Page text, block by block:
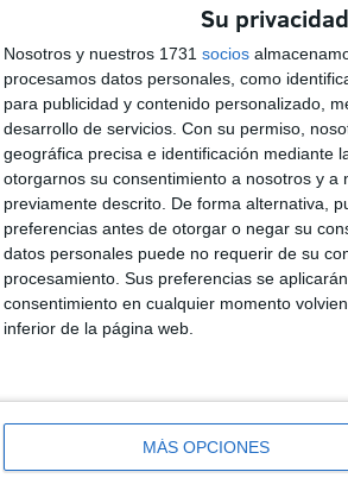
Su
Nosotros y nuestros 1731 socios
procesamos datos personales, como
para publicidad y contenido personalizado,
desarrollo de servicios. Con su permiso,
geográfica precisa e identificación mediante
otorgarnos su consentimiento a nosotros y
previamente descrito. De forma alternativa,
preferencias antes de otorgar o negar su
datos personales puede no requerir de su
procesamiento. Sus preferencias se
consentimiento en cualquier momento
inferior de la página web.
MÁS OPCIONES
esta situación en varias
buenas palabras e intenciones
los suelos o mejorar el entorno".